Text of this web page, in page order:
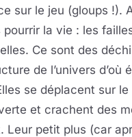
sur le jeu (gloups !).
pourrir la vie : les
Ce sont des
de l’univers d’où
se déplacent sur
et crachent des
Leur petit plus (car